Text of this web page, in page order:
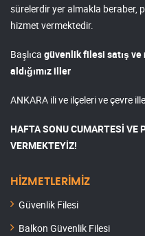
sürelerdir yer almakla beraber,
hizmet vermektedir.
Başlıca güvenlik filesi satış ve
aldığımız iller
ANKARA ili ve ilçeleri ve çevre
HAFTA SONU CUMARTESİ VE
VERMEKTEYİZ!
HİZMETLERİMİZ
Güvenlik Filesi
Balkon Güvenlik Filesi